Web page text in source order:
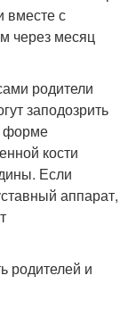
вместе с
через месяц
родители
заподозрить
форме
кости
Если
аппарат,
родителей и